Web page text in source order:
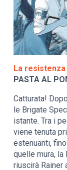
La
PASTA AL
Catturata!
le Brigate
istante. Tra i
viene tenuta
estenuanti,
quelle mura,
riuscirà Rainer